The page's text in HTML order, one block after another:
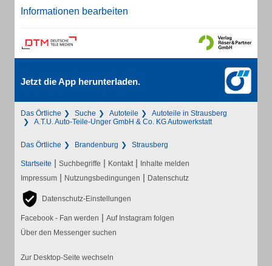
Informationen bearbeiten
Jetzt die App herunterladen.
Das Örtliche Suche Autoteile
Autoteile in Strausberg
A.T.U. Auto-Teile-Unger GmbH & Co. KG Autowerkstatt
Das Örtliche Brandenburg Strausberg
Startseite | Suchbegriffe | Kontakt | Inhalte melden
Impressum | Nutzungsbedingungen | Datenschutz
Datenschutz-Einstellungen
Facebook - Fan werden | Auf Instagram folgen
Über den Messenger suchen
Zur Desktop-Seite wechseln